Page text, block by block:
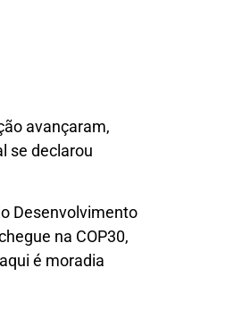
avançaram,
se declarou
Desenvolvimento
na COP30,
é moradia